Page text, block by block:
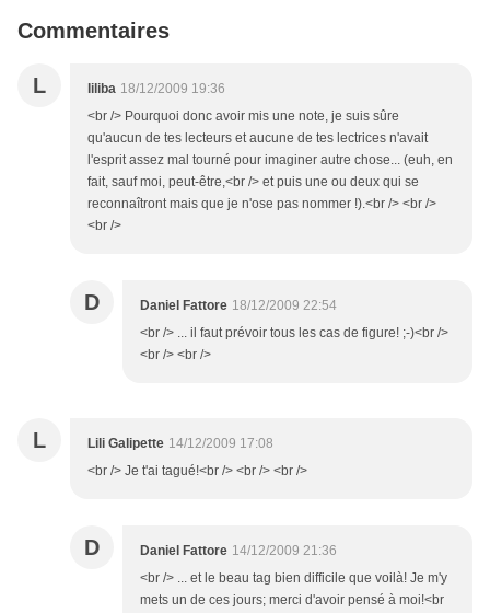
Commentaires
L liliba 18/12/2009 19:36
<br /> Pourquoi donc avoir mis une note, je suis sûre
qu'aucun de tes lecteurs et aucune de tes lectrices n'avait
l'esprit assez mal tourné pour imaginer autre chose... (euh, en
fait, sauf moi, peut-être,<br /> et puis une ou deux qui se
reconnaîtront mais que je n'ose pas nommer !).<br /> <br />
<br />
D Daniel Fattore 18/12/2009 22:54
<br /> ... il faut prévoir tous les cas de figure! ;-)<br />
<br /> <br />
L Lili Galipette 14/12/2009 17:08
<br /> Je t'ai tagué!<br /> <br /> <br />
D Daniel Fattore 14/12/2009 21:36
<br /> ... et le beau tag bien difficile que voilà! Je m'y
mets un de ces jours; merci d'avoir pensé à moi!<br